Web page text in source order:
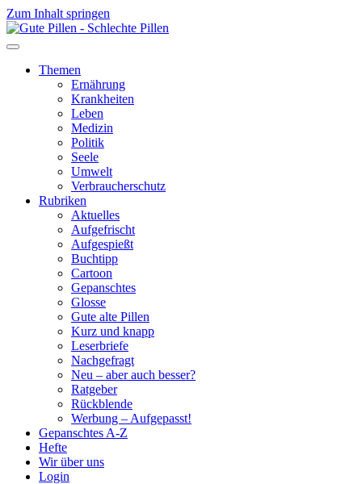
Zum Inhalt springen
Themen
Ernährung
Krankheiten
Leben
Medizin
Politik
Seele
Umwelt
Verbraucherschutz
Rubriken
Aktuelles
Aufgefrischt
Aufgespießt
Buchtipp
Cartoon
Gepanschtes
Glosse
Gute alte Pillen
Kurz und knapp
Leserbriefe
Nachgefragt
Neu – aber auch besser?
Ratgeber
Rückblende
Werbung – Aufgepasst!
Gepanschtes A-Z
Hefte
Wir über uns
Login